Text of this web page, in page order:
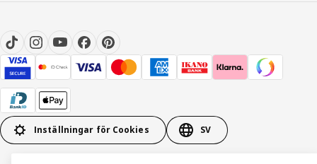
Inställningar för Cookies SV